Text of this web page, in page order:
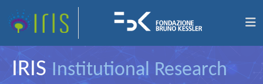
IRIS Institutional Research